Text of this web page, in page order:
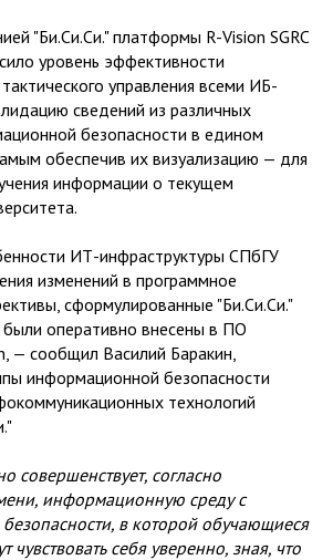
"Би.Си.Си." платформы R-Vision SGRC
уровень эффективности
управления всеми ИБ-
сведений из различных
безопасности в едином
обеспечив их визуализацию — для
информации о текущем
ИТ-инфраструктуры СПбГУ
изменений в программное
сформулированные "Би.Си.Си."
были оперативно внесены в ПО
— сообщил Василий Баракин,
информационной безопасности
технологий
совершенствует, согласно
информационную среду с
в которой обучающиеся
чувствовать себя уверенно, зная, что